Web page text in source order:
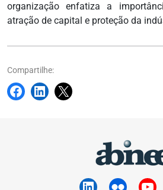
organização enfatiza a
atração de capital e proteção da
Compartilhe: